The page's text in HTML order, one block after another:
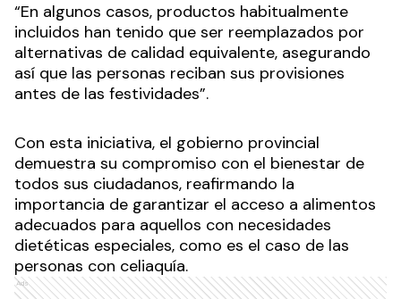
“En algunos casos, productos habitualmente
incluidos han tenido que ser reemplazados por
alternativas de calidad equivalente, asegurando
así que las personas reciban sus provisiones
antes de las festividades”.
Con esta iniciativa, el gobierno provincial
demuestra su compromiso con el bienestar de
todos sus ciudadanos, reafirmando la
importancia de garantizar el acceso a alimentos
adecuados para aquellos con necesidades
dietéticas especiales, como es el caso de las
personas con celiaquía.
Ads